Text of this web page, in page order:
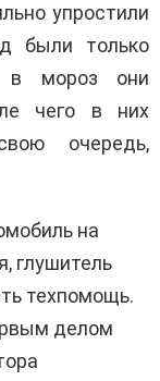
упростили
были только
в мороз они
чего в них
очередь,
на
глушитель
техпомощь.
делом